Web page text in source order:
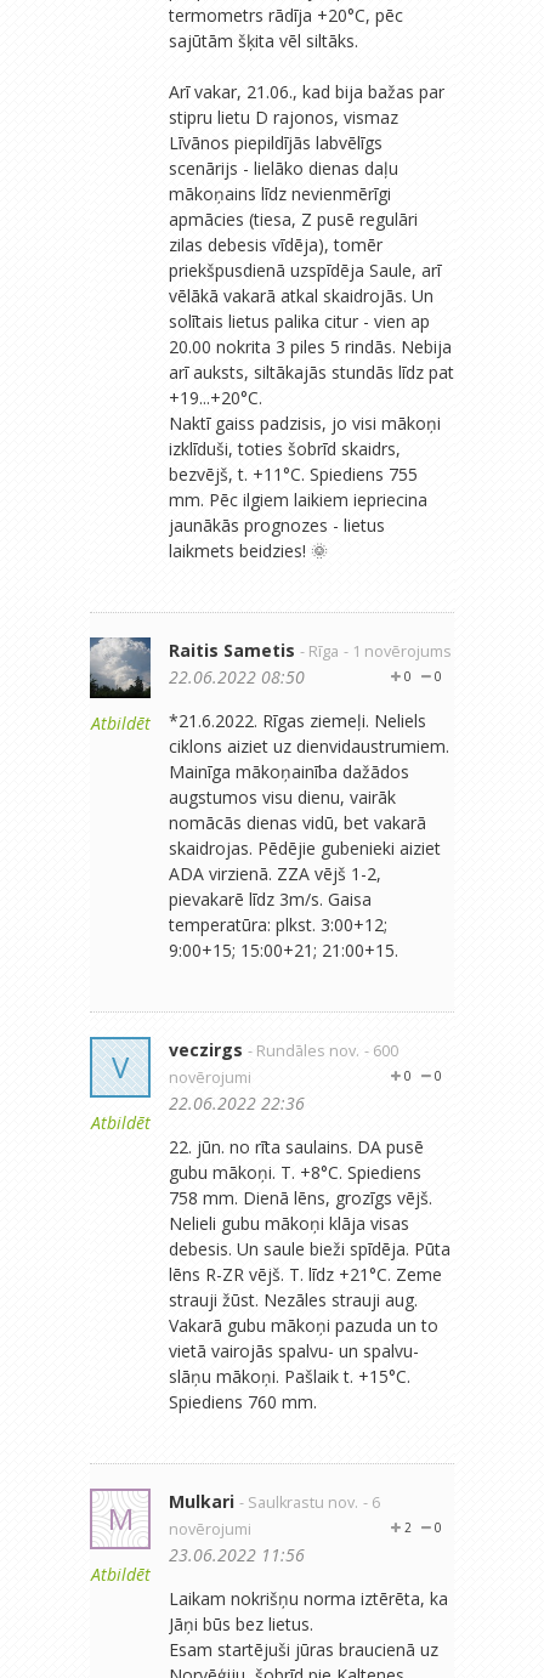
termometrs rādīja +20°C, pēc
sajūtām šķita vēl siltāks.
Arī vakar, 21.06., kad bija bažas par
stipru lietu D rajonos, vismaz
Līvānos piepildījās labvēlīgs
scenārijs - lielāko dienas daļu
mākoņains līdz nevienmērīgi
apmācies (tiesa, Z pusē regulāri
zilas debesis vīdēja), tomēr
priekšpusdienā uzspīdēja Saule, arī
vēlākā vakarā atkal skaidrojās. Un
solītais lietus palika citur - vien ap
20.00 nokrita 3 piles 5 rindās. Nebija
arī auksts, siltākajās stundās līdz pat
+19...+20°C.
Naktī gaiss padzisis, jo visi mākoņi
izklīduši, toties šobrīd skaidrs,
bezvējš, t. +11°C. Spiediens 755
mm. Pēc ilgiem laikiem iepriecina
jaunākās prognozes - lietus
laikmets beidzies! 🌞
Atbildēt
Raitis Sametis - Rīga - 1 novērojums
0
0
22.06.2022 08:50
*21.6.2022. Rīgas ziemeļi. Neliels
ciklons aiziet uz dienvidaustrumiem.
Mainīga mākoņainība dažādos
augstumos visu dienu, vairāk
nomācās dienas vidū, bet vakarā
skaidrojas. Pēdējie gubenieki aiziet
ADA virzienā. ZZA vējš 1-2,
pievakarē līdz 3m/s. Gaisa
temperatūra: plkst. 3:00+12;
9:00+15; 15:00+21; 21:00+15.
V
Atbildēt
veczirgs - Rundāles nov. - 600
novērojumi
0
0
22.06.2022 22:36
22. jūn. no rīta saulains. DA pusē
gubu mākoņi. T. +8°C. Spiediens
758 mm. Dienā lēns, grozīgs vējš.
Nelieli gubu mākoņi klāja visas
debesis. Un saule bieži spīdēja. Pūta
lēns R-ZR vējš. T. līdz +21°C. Zeme
strauji žūst. Nezāles strauji aug.
Vakarā gubu mākoņi pazuda un to
vietā vairojās spalvu- un spalvu-
slāņu mākoņi. Pašlaik t. +15°C.
Spiediens 760 mm.
M
Atbildēt
Mulkari - Saulkrastu nov. - 6
novērojumi
0
2
23.06.2022 11:56
Laikam nokrišņu norma iztērēta, ka
Jāņi būs bez lietus.
Esam startējuši jūras braucienā uz